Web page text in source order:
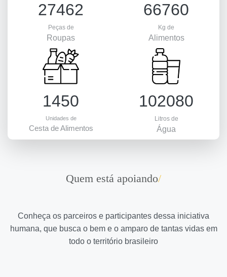
27462
Peças de
Roupas
66760
Kg de
Alimentos
1450
Unidades de
Cesta de Alimentos
102080
Litros de
Água
Quem está apoiando/
Conheça os parceiros e participantes dessa iniciativa
humana, que busca o bem e o amparo de tantas vidas em
todo o território brasileiro